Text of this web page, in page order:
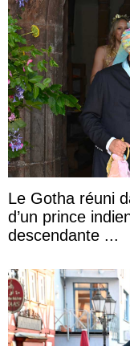
Le Gotha réuni
d’un prince
descendante ...